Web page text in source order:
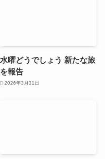
水曜どうでしょう 新たな旅
を報告
2026年3月31日